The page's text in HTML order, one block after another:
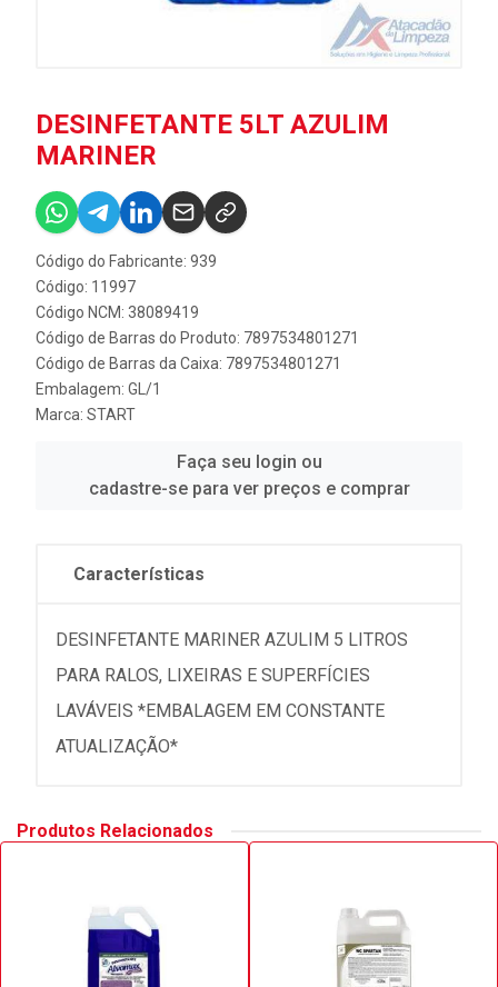
DESINFETANTE 5LT AZULIM
MARINER
Código do Fabricante: 939
Código: 11997
Código NCM: 38089419
Código de Barras do Produto: 7897534801271
Código de Barras da Caixa: 7897534801271
Embalagem: GL/1
Marca: START
Faça seu login ou
cadastre-se para ver preços e comprar
Características
DESINFETANTE MARINER AZULIM 5 LITROS
PARA RALOS, LIXEIRAS E SUPERFÍCIES
LAVÁVEIS *EMBALAGEM EM CONSTANTE
ATUALIZAÇÃO*
Produtos Relacionados